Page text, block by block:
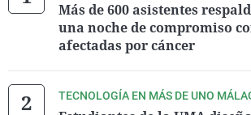
Más de 600 asistentes
una noche de compromiso
afectadas por cáncer
TECNOLOGÍA EN MÁS DE UNO